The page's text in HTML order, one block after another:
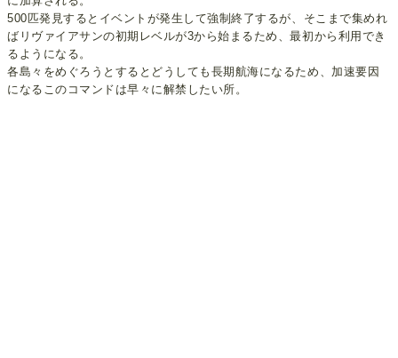
500匹発見するとイベントが発生して強制終了するが、そこまで集めれ
ばリヴァイアサンの初期レベルが3から始まるため、最初から利用でき
るようになる。
各島々をめぐろうとするとどうしても長期航海になるため、加速要因
になるこのコマンドは早々に解禁したい所。